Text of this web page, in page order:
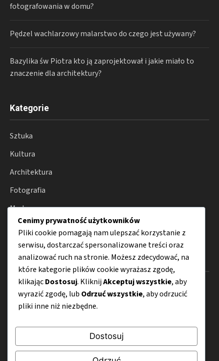
fotografowania w domu?
Pędzel wachlarzowy malarstwo do czego jest używany?
Bazylika św Piotra kto ją zaprojektował i jakie miało to
znaczenie dla architektury?
Kategorie
Sztuka
Kultura
Architektura
Fotografia
Moda
Porady
Menu
O nas
Kontakt
Polityka prywatności
Cenimy prywatność użytkowników
Pliki cookie pomagają nam ulepszać korzystanie z
serwisu, dostarczać spersonalizowane treści oraz
analizować ruch na stronie. Możesz zdecydować, na
które kategorie plików cookie wyrażasz zgodę,
klikającDostosuj. KliknijAkceptuj wszystkie, aby
wyrazić zgodę, lub Odrzuć wszystkie, aby odrzucić
pliki inne niż niezbędne.
Dostosuj